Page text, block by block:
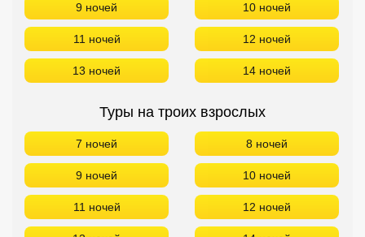
9 ночей 10 ночей
11 ночей 12 ночей
13 ночей 14 ночей
Туры на троих взрослых
7 ночей 8 ночей
9 ночей 10 ночей
11 ночей 12 ночей